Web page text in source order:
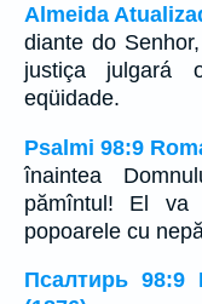
Almeida
diante do
justiça julgará
eqüidade.
Psalmi 98:9
înaintea
pămîntul! El va
popoarele cu
Псалтирь 98:9